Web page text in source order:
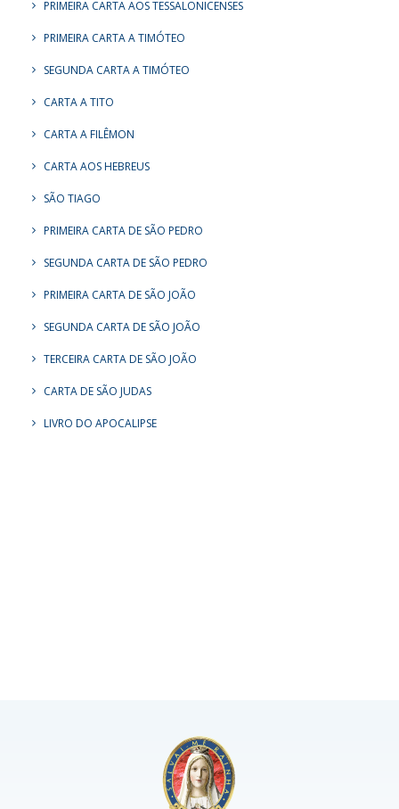
PRIMEIRA CARTA AOS TESSALONICENSES
PRIMEIRA CARTA A TIMÓTEO
SEGUNDA CARTA A TIMÓTEO
CARTA A TITO
CARTA A FILÊMON
CARTA AOS HEBREUS
SÃO TIAGO
PRIMEIRA CARTA DE SÃO PEDRO
SEGUNDA CARTA DE SÃO PEDRO
PRIMEIRA CARTA DE SÃO JOÃO
SEGUNDA CARTA DE SÃO JOÃO
TERCEIRA CARTA DE SÃO JOÃO
CARTA DE SÃO JUDAS
LIVRO DO APOCALIPSE